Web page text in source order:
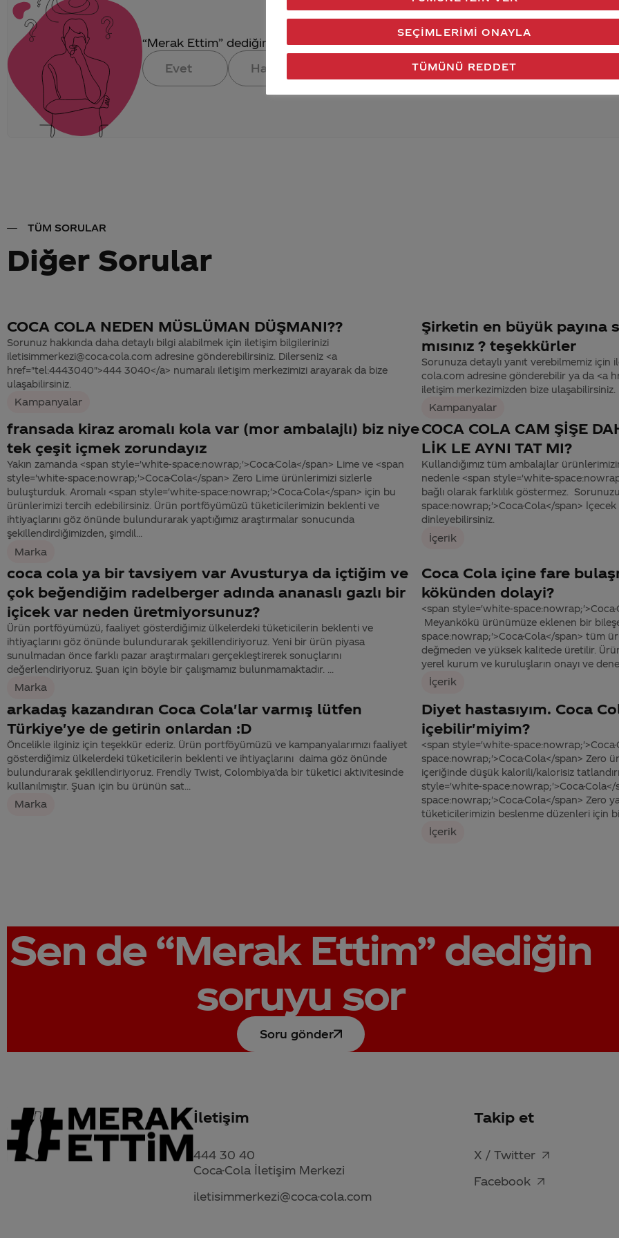
“Merak Ettim” dediğin konuya verdiğimiz cevap aklındaki soru işaretlerini giderdi
Evet
Hayır
TÜM SORULAR
Diğer Sorular
COCA COLA NEDEN MÜSLÜMAN DÜŞMANI??
Sorunuz hakkında daha detaylı bilgi alabilmek için iletişim bilgilerinizi
iletisimmerkezi@coca-cola.com adresine gönderebilirsiniz. Dilerseniz <a
href="tel:4443040">444 3040</a> numaralı iletişim merkezimizi arayarak da bize
ulaşabilirsiniz.
Kampanyalar
Şirketin en büyük payına
mısınız ? teşekkürler
Sorunuza detaylı yanıt verebilmemiz için
cola.com adresine gönderebilir ya da <a
iletişim merkezimizden bize ulaşabilirsiniz.
Kampanyalar
fransada kiraz aromalı kola var (mor ambalajlı) biz niye
tek çeşit içmek zorundayız
Yakın zamanda <span style='white-space:nowrap;'>Coca-Cola</span> Lime ve <span
style='white-space:nowrap;'>Coca-Cola</span> Zero Lime ürünlerimizi sizlerle
buluşturduk. Aromalı <span style='white-space:nowrap;'>Coca-Cola</span> için bu
ürünlerimizi tercih edebilirsiniz. Ürün portföyümüzü tüketicilerimizin beklenti ve
ihtiyaçlarını göz önünde bulundurarak yaptığımız araştırmalar sonucunda
şekillendirdiğimizden, şimdil...
Marka
COCA COLA CAM ŞİŞE
LİK LE AYNI TAT MI?
Kullandığımız tüm ambalajlar
nedenle <span style='white-
bağlı olarak farklılık göstermez.
space:nowrap;'>Coca-Cola</span>
dinleyebilirsiniz.
İçerik
coca cola ya bir tavsiyem var Avusturya da içtiğim ve
çok beğendiğim radelberger adında ananaslı gazlı bir
içicek var neden üretmiyorsunuz?
Ürün portföyümüzü, faaliyet gösterdiğimiz ülkelerdeki tüketicilerin beklenti ve
ihtiyaçlarını göz önünde bulundurarak şekillendiriyoruz. Yeni bir ürün piyasa
sunulmadan önce farklı pazar araştırmaları gerçekleştirerek sonuçlarını
değerlendiriyoruz. Şuan için böyle bir çalışmamız bulunmamaktadır. ...
Marka
Coca Cola içine fare
kökünden dolayi?
<span style='white-space:nowrap;'>Coca-
Meyankökü ürünümüze eklenen bir
space:nowrap;'>Coca-Cola</span> tüm
değmeden ve yüksek kalitede üretilir.
yerel kurum ve kuruluşların onayı ve
İçerik
arkadaş kazandıran Coca Cola'lar varmış lütfen
Türkiye'ye de getirin onlardan :D
Öncelikle ilginiz için teşekkür ederiz. Ürün portföyümüzü ve kampanyalarımızı faaliyet
gösterdiğimiz ülkelerdeki tüketicilerin beklenti ve ihtiyaçlarını daima göz önünde
bulundurarak şekillendiriyoruz. Frendly Twist, Colombiya’da bir tüketici aktivitesinde
kullanılmıştır. Şuan için bu ürünün sat...
Marka
Diyet hastasıyım. Coca
içebilir'miyim?
<span style='white-
space:nowrap;'>Coca-Cola</span> Zero
içeriğinde düşük kalorili/kalorisiz
style='white-space:nowrap;'>Coca-
space:nowrap;'>Coca-Cola</span> Zero
tüketicilerimizin beslenme düzenleri için
İçerik
Sen de “Merak Ettim”dediğin
soruyu sor
Soru gönder
İletişim
444 30 40
Coca-Cola İletişim Merkezi
iletisimmerkezi@coca-cola.com
Takip et
X / Twitter
Facebook
TÜMÜNÜ REDDET
SEÇIMLERIMI ONAYLA